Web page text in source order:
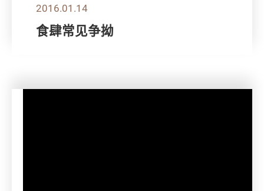
2016.01.14
食肆常见争拗